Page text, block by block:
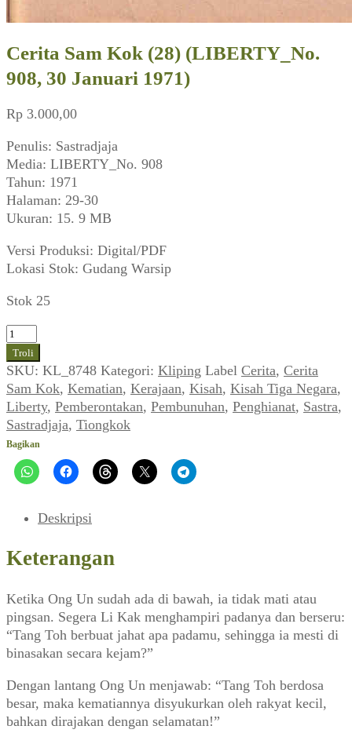
Cerita Sam Kok (28) (LIBERTY_No.
908, 30 Januari 1971)
Rp 3.000,00
Penulis: Sastradjaja
Media: LIBERTY_No. 908
Tahun: 1971
Halaman: 29-30
Ukuran: 15. 9 MB
Versi Produksi: Digital/PDF
Lokasi Stok: Gudang Warsip
Stok 25
Kuantitas
Cerita
Sam
Kok
(28)
(LIBERTY_No.
908,
30
Januari
Troli
SKU: KL_8748 Kategori: Kliping Label Cerita, Cerita
Sam Kok, Kematian, Kerajaan, Kisah, Kisah Tiga Negara,
Liberty, Pemberontakan, Pembunuhan, Penghianat, Sastra,
Sastradjaja, Tiongkok
Bagikan
Deskripsi
Keterangan
Ketika Ong Un sudah ada di bawah, ia tidak mati atau
pingsan. Segera Li Kak menghampiri padanya dan berseru:
“Tang Toh berbuat jahat apa padamu, sehingga ia mesti di
binasakan secara kejam?”
Dengan lantang Ong Un menjawab: “Tang Toh berdosa
besar, maka kematiannya disyukurkan oleh rakyat kecil,
bahkan dirajakan dengan selamatan!”